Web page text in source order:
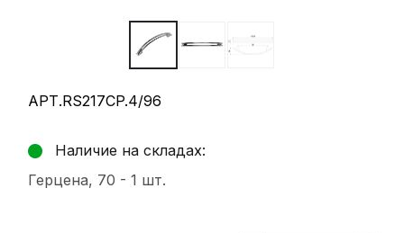
АРТ.RS217CP.4/96
Наличие на складах:
Герцена, 70 - 1 шт.